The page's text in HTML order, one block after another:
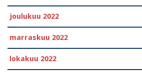
joulukuu 2022
marraskuu 2022
lokakuu 2022